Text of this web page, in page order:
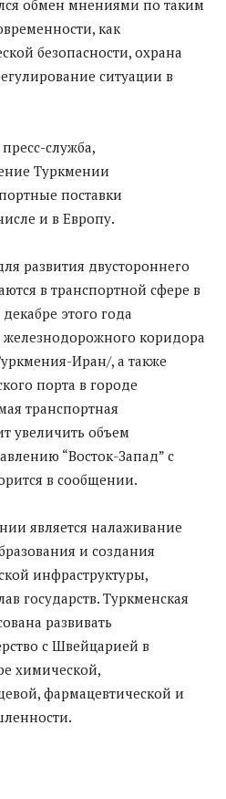
обмен мнениями по таким
как
безопасности, охрана
ситуации в
служба,
Туркмении
поставки
и в Европу.
развития двустороннего
в транспортной сфере в
этого года
железнодорожного коридора
Иран/, а также
порта в городе
транспортная
увеличить объем
“Восток-Запад” с
в сообщении.
является налаживание
и создания
инфраструктуры,
государств. Туркменская
развивать
с Швейцарией в
химической,
фармацевтической и